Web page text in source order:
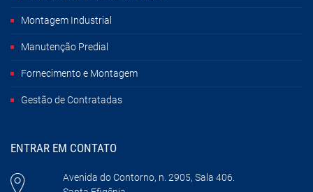
Montagem Industrial
Manutenção Predial
Fornecimento e Montagem
Gestão de Contratadas
ENTRAR EM CONTATO
Avenida do Contorno, n. 2905, Sala 406.